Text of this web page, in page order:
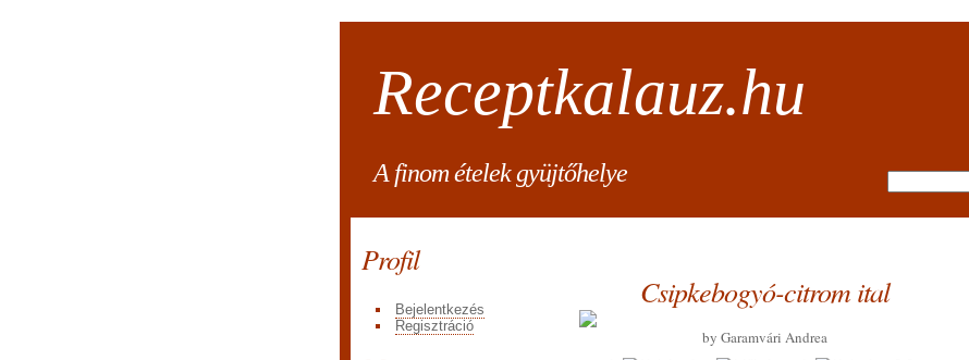
Receptkalauz.hu
A finom ételek gyüjtőhelye
Profil
Bejelentkezés
Regisztráció
Csipkebogyó-citrom ital
by Garamvári Andrea